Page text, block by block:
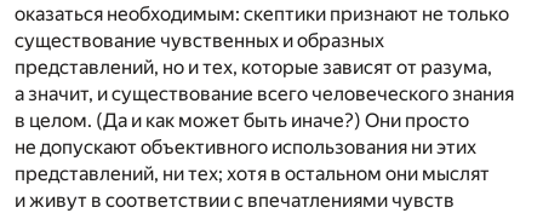
оказаться необходимым: скептики признают не только
существование чувственных и образных
представлений, но и тех, которые зависят от разума,
а значит, и существование всего человеческого знания
в целом. (Да и как может быть иначе?) Они просто
не допускают объективного использования ни этих
представлений, ни тех; хотя в остальном они мыслят
и живут в соответствии с впечатлениями чувств